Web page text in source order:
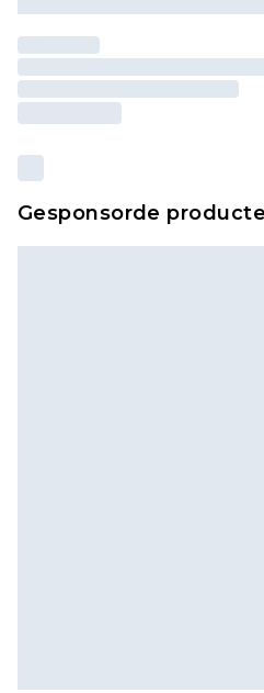
Gesponsorde